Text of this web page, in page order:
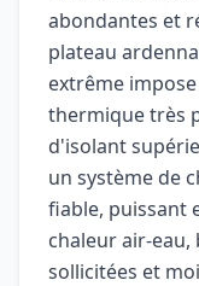
abondantes et
plateau
extrême
thermique très
d'isolant
un système de
fiable, puissant
chaleur air-
sollicitées et